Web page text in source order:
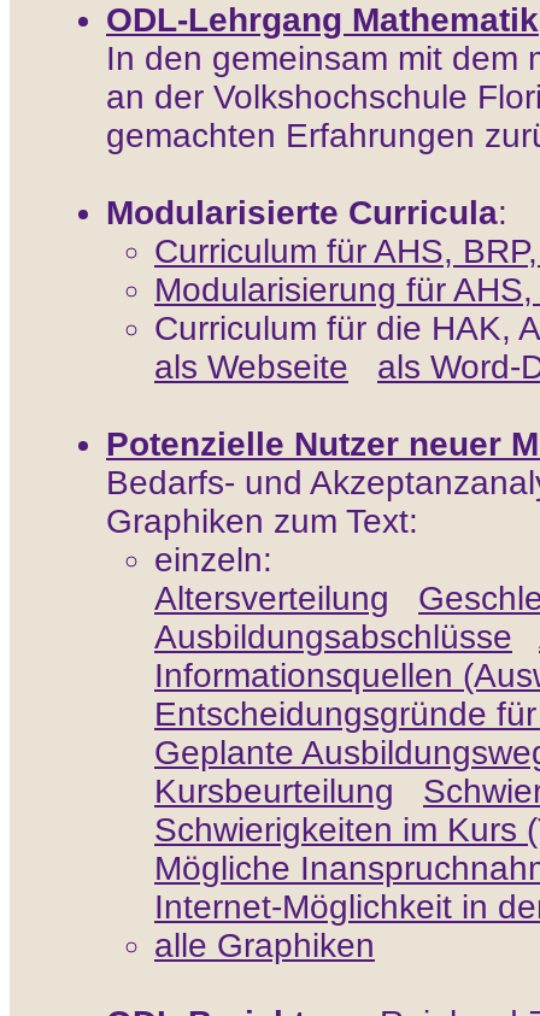
ODL-Lehrgang Mathematik
In den gemeinsam mit dem
an der Volkshochschule
gemachten Erfahrungen
Modularisierte Curricula:
Curriculum für AHS,
Modularisierung für
Curriculum für die HAK,
als Webseite
als Word-
Potenzielle Nutzer neuer
Bedarfs- und
Graphiken zum Text:
einzeln:
Altersverteilung
Ausbildungsabschlüsse
Informationsquellen
Entscheidungsgründe
Geplante
Kursbeurteilung
Schwierigkeiten im Kurs
Mögliche
Internet-Möglichkeit in
alle Graphiken